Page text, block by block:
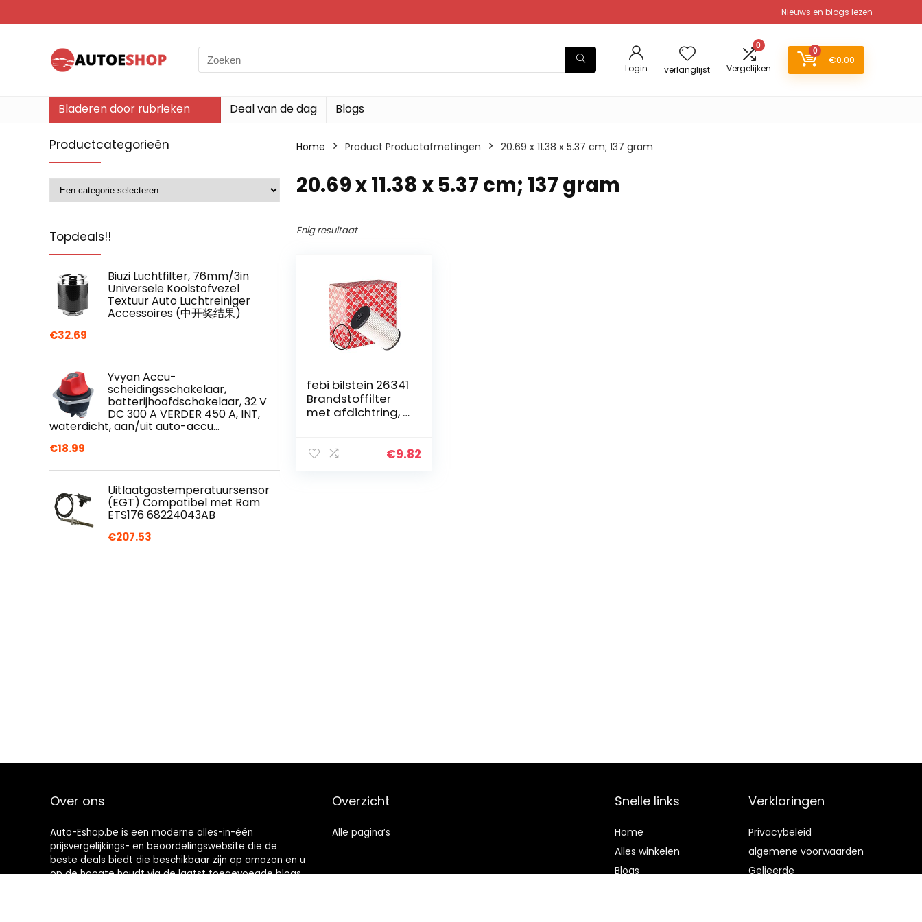
Nieuws en blogs lezen
Search
for:
Login verlanglijst
0
Vergelijken
0
€0.00
Bladeren door rubrieken Deal van de dag Blogs
Productcategorieën
Topdeals!!
Biuzi Luchtfilter, 76mm/3in
Universele Koolstofvezel
Textuur Auto Luchtreiniger
Accessoires (中开奖结果)
€32.69
Yvyan Accu-
scheidingsschakelaar,
batterijhoofdschakelaar, 32 V
DC 300 A VERDER 450 A, INT,
waterdicht, aan/uit auto-accu…
€18.99
Uitlaatgastemperatuursensor
(EGT) Compatibel met Ram
ETS176 68224043AB
€207.53
Home Product Productafmetingen ‎20.69 x 11.38 x 5.37 cm; 137 gram
‎20.69 x 11.38 x 5.37 cm; 137 gram
Enig resultaat
febi bilstein 26341
Brandstoffilter
met afdichtring, 1
€9.82
Over ons
Auto-Eshop.be is een moderne alles-in-één
prijsvergelijkings- en beoordelingswebsite die de
beste deals biedt die beschikbaar zijn op amazon en u
op de hoogte houdt via de laatst toegevoegde blogs.
Overzicht
Alle pagina’s
Snelle links
Home
Alles winkelen
Blogs
Verklaringen
Privacybeleid
algemene voorwaarden
Gelieerde